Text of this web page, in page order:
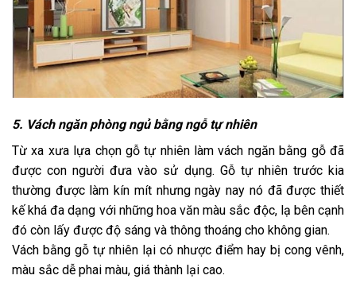
5. Vách ngăn phòng ngủ bằng ngỗ tự nhiên
Từ xa xưa lựa chọn gỗ tự nhiên làm vách ngăn bằng gỗ đã
được con người đưa vào sử dụng. Gỗ tự nhiên trước kia
thường được làm kín mít nhưng ngày nay nó đã được thiết
kế khá đa dạng với những hoa văn màu sắc độc, lạ bên cạnh
đó còn lấy được độ sáng và thông thoáng cho không gian.
Vách bằng gỗ tự nhiên lại có nhược điểm hay bị cong vênh,
màu sắc dễ phai màu, giá thành lại cao.